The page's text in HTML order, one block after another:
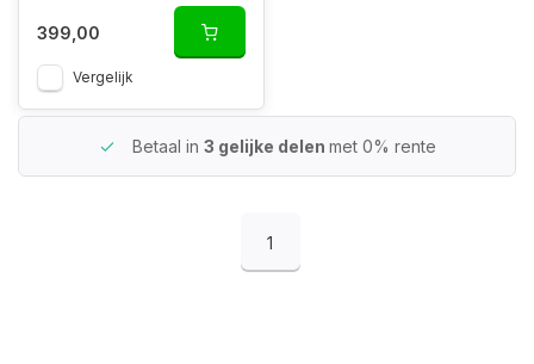
399,00
Vergelijk
Betaal in 3 gelijke delen met 0% rente
1